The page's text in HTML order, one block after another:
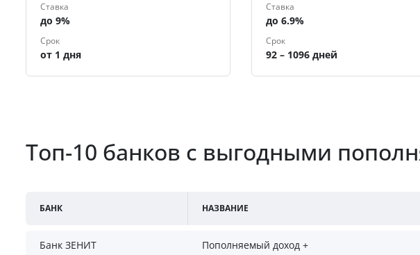
Ставка
до 9%
Срок
от 1 дня
Ставка
до 6.9%
Срок
92 – 1096 дней
Топ-10 банков с выгодными
БАНК НАЗВАНИЕ
Банк ЗЕНИТ Пополняемый доход +